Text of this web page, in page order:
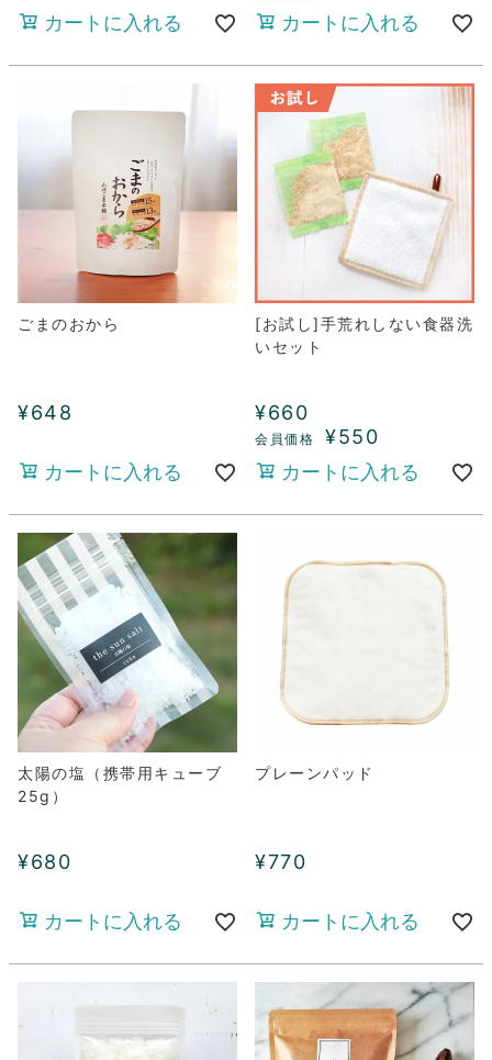
カートに入れる
カートに入れる
ごまのおから
¥648
カートに入れる
[お試し]手荒れしない食器洗
いセット
¥660
¥550
カートに入れる
太陽の塩（携帯用キューブ
25g）
¥680
カートに入れる
プレーンパッド
¥770
カートに入れる